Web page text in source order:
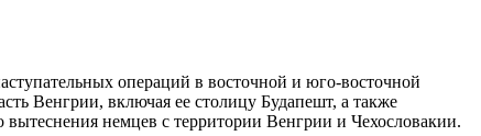
операций в восточной и юго-восточной
Венгрии, включая ее столицу Будапешт, а также
немцев с территории Венгрии и Чехословакии.